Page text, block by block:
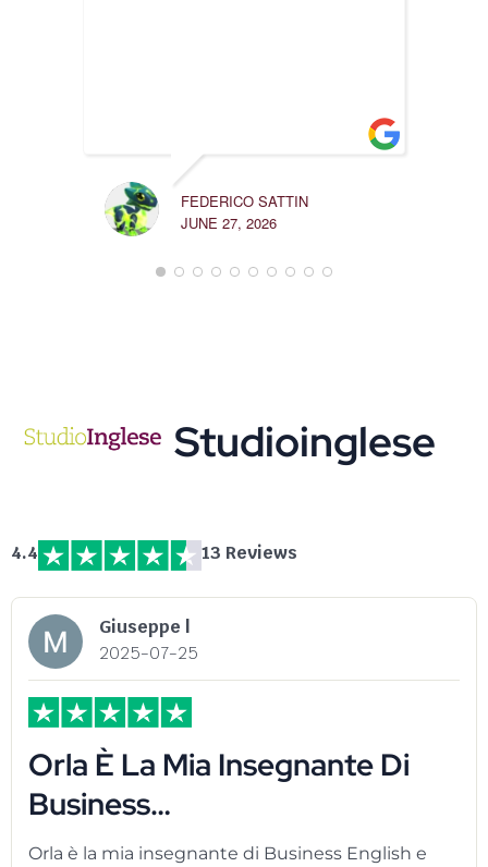
FEDERICO SATTIN
JUNE 27, 2026
Studioinglese
4.4 13 Reviews
Giuseppe l
2025-07-25
Orla È La Mia Insegnante Di
Business…
Orla è la mia insegnante di Business English e